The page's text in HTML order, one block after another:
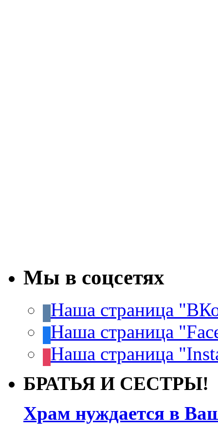
Мы в соцсетях
Наша страница
Наша страница
Наша страница
БРАТЬЯ И СЕСТРЫ!
Храм нуждается в